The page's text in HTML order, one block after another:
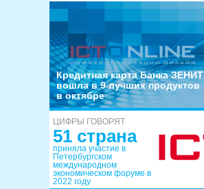
Кредитная карта Банка ЗЕНИТ
вошла в 9 лучших продуктов
в октябре
ЦИФРЫ ГОВОРЯТ
51 страна
приняла участие в
Петербургском
международном
экономическом форуме в
2022 году